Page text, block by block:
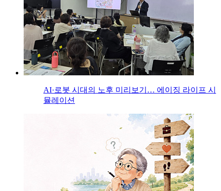
AI·로봇 시대의 노후 미리보기… 에이징 라이프 시
뮬레이션